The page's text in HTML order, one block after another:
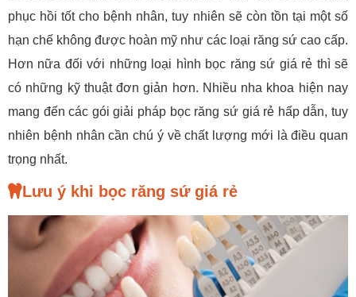
phục hồi tốt cho bệnh nhân, tuy nhiên sẽ còn tồn tại một số
hạn chế không được hoàn mỹ như các loại răng sứ cao cấp.
Hơn nữa đối với những loại hình bọc răng sứ giá rẻ thì sẽ
có những kỹ thuật đơn giản hơn. Nhiều nha khoa hiện nay
mang đến các gói giải pháp bọc răng sứ giá rẻ hấp dẫn, tuy
nhiên bệnh nhân cần chú ý về chất lượng mới là điều quan
trọng nhất.
Lưu ý khi bọc răng sứ giá rẻ